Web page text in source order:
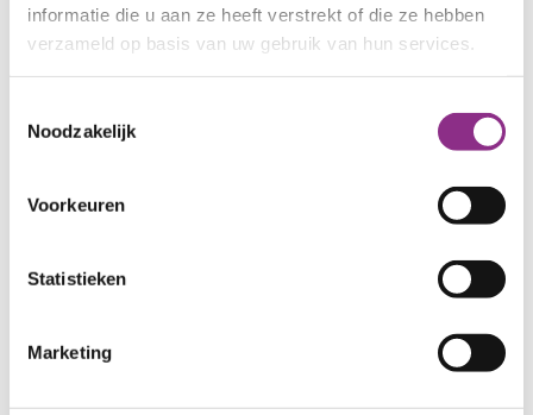
informatie die u aan ze heeft verstrekt of die ze hebben
verzameld op basis van uw gebruik van hun services.
Noodzakelijk
Voorkeuren
Statistieken
Marketing
welke voorwaarden gelden, hangt af van de
gemeente waar je woont en waar in huis je wilt
Baarn
De Ronde Venen